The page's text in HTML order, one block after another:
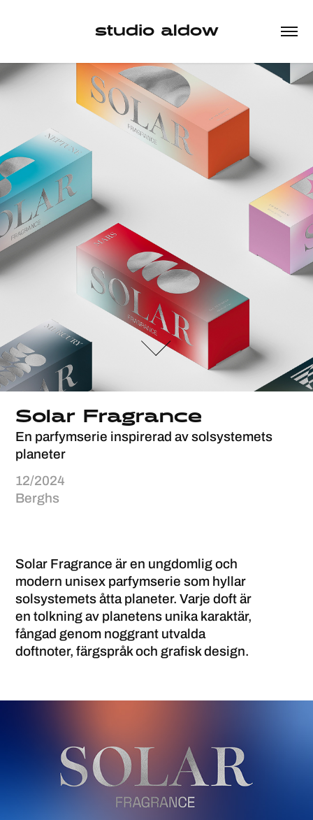
studio aldow
Solar Fragrance
En parfymserie inspirerad av solsystemets
planeter
12/2024
Berghs
Solar Fragrance är en ungdomlig och
modern unisex parfymserie som hyllar
solsystemets åtta planeter. Varje doft är
en tolkning av planetens unika karaktär,
fångad genom noggrant utvalda
doftnoter, färgspråk och grafisk design.